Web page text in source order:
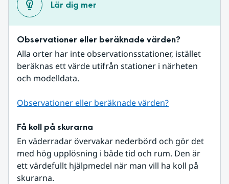
Lär dig mer
Observationer eller beräknade värden?
Alla orter har inte observationsstationer, istället
beräknas ett värde utifrån stationer i närheten
och modelldata.
Observationer eller beräknade värden?
Få koll på skurarna
En väderradar övervakar nederbörd och gör det
med hög upplösning i både tid och rum. Den är
ett värdefullt hjälpmedel när man vill ha koll på
skurarna.